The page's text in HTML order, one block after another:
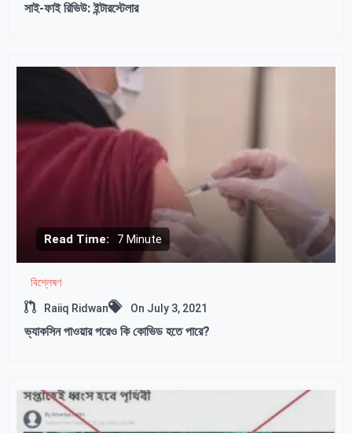
সাই-ফাই রিভিউ: ইন্টারস্টেলার
Read Time: 7 Minute
বিশ্লেষণ
Raiiq Ridwan On July 3, 2021
ভ্যাকসিন পাওয়ার পরেও কি কোভিড হতে পারে?